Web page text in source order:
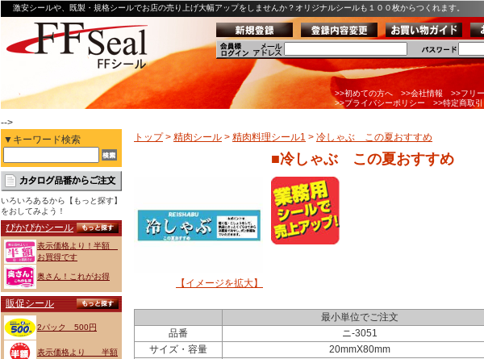
激安シールや、既製・規格シールでお店の売り上げ大幅アップをしませんか？オリジナルシールも１００枚からつくれます。
>>初めての方へ >>会社情報
>>フリ
>>プライバシーポリシー
>>特定商取
-->
▼キーワード検索
いろいろあるから【もっと探す】
をおしてみよう！
ぴかぴかシール
表示価格より！半額
お買得です
奥さん！これがお得
販促シール
2パック 500円
表示価格より 半額
トップ> 精肉シール > 精肉料理シール1 > 冷しゃぶ この夏おすすめ
■冷しゃぶ この夏おすすめ
【イメージを拡大】
最小単位でご注文
品番
ニ-3051
サイズ・容量
20mmX80mm